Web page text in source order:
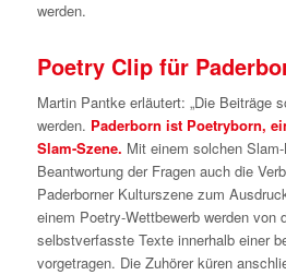
werden.
Poetry Clip für
Martin Pantke erläutert: „Die Beiträge
werden. Paderborn ist Poetryborn,
Slam-Szene. Mit einem solchen
Beantwortung der Fragen auch die
Paderborner Kulturszene zum
einem Poetry-Wettbewerb werden von
selbstverfasste Texte innerhalb einer
vorgetragen. Die Zuhörer küren